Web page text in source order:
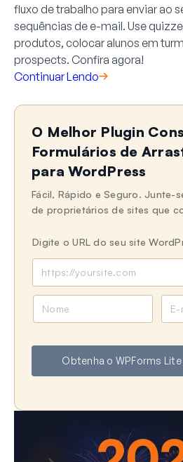
fluxo de trabalho para enviar ao
sequências de e-mail. Use
produtos, colocar alunos em
prospects. Confira agora!
Continuar Lendo
O Melhor Plugin
Formulários de
para WordPress
Fácil, Rápido e Seguro. Junte-
de proprietários de sites que
Digite o URL do seu site
e
a
l
Obtenha o WPForms